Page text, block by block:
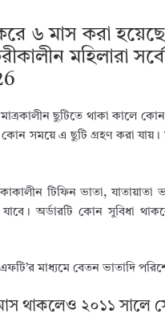
৬ মাস করা
মহিলারা
মাত্রকালীন ছুটিতে থাকা কালে
সময়ে এ ছুটি গ্রহণ করা যায়।
টিফিন ভাতা, যাতায়াতা
অর্ডারটি কোন সুবিধা
মাধ্যমে বেতন ভাতাদি
থাকলেও ২০১১ সালে